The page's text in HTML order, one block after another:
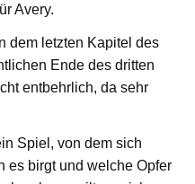
Avery.
dem letzten Kapitel des
Ende des dritten
entbehrlich, da sehr
Spiel, von dem sich
es birgt und welche Opfer